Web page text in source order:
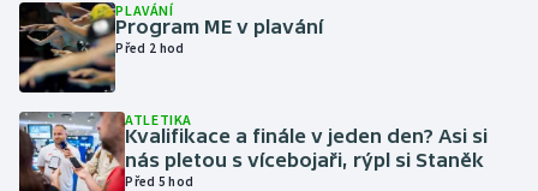
Olympijské hry
Plavání
PLAVÁNÍ
Program ME v plavání
Před 2 hod
ATLETIKA
Kvalifikace a finále v jeden den? Asi si
nás pletou s vícebojaři, rýpl si Staněk
Před 5 hod